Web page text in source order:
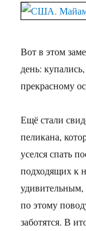
Вот в этом
день:
прекрасному
Ещё стали
пеликана,
уселся спать
подходящих к
удивительным,
по этому
заботятся. В